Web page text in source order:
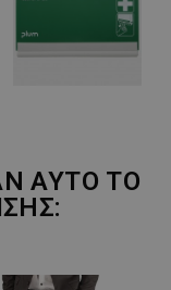
ΑΥΤΌ ΤΟ